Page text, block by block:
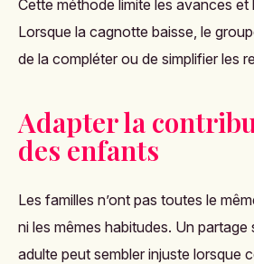
Cette méthode limite les avances et
Lorsque la cagnotte baisse, le
de la compléter ou de simplifier les
Adapter la
des enfants
Les familles n’ont pas toutes le
ni les mêmes habitudes. Un partage
adulte peut sembler injuste lorsque